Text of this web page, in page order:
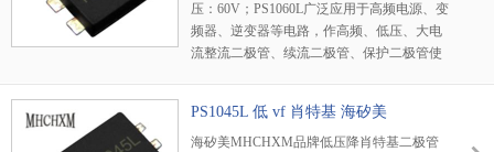
压：60V；PS1060L广泛应用于高频电源、变
频器、逆变器等电路，作高频、低压、大电
流整流二极管、续流二极管、保护二极管使
PS1045L 低 vf 肖特基 海矽美
海矽美MHCHXM品牌低压降肖特基二极管